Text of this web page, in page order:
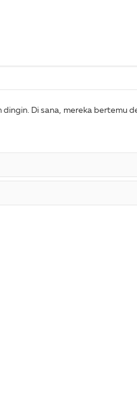
Di sana, mereka bertemu